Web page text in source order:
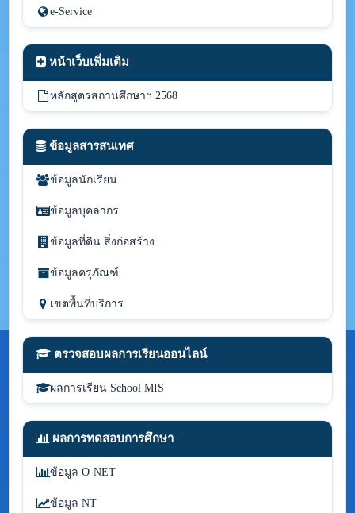
e-Service
หน้าเว็บเพิ่มเติม
หลักสูตรสถานศึกษาฯ 2568
ข้อมูลสารสนเทศ
ข้อมูลนักเรียน
ข้อมูลบุคลากร
ข้อมูลที่ดิน สิ่งก่อสร้าง
ข้อมูลครุภัณฑ์
เขตพื้นที่บริการ
ตรวจสอบผลการเรียนออนไลน์
ผลการเรียน School MIS
ผลการทดสอบการศึกษา
ข้อมูล O-NET
ข้อมูล NT